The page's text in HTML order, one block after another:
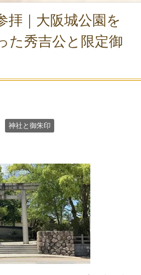
拝｜大阪城公園を
た秀吉公と限定御
神社と御朱印